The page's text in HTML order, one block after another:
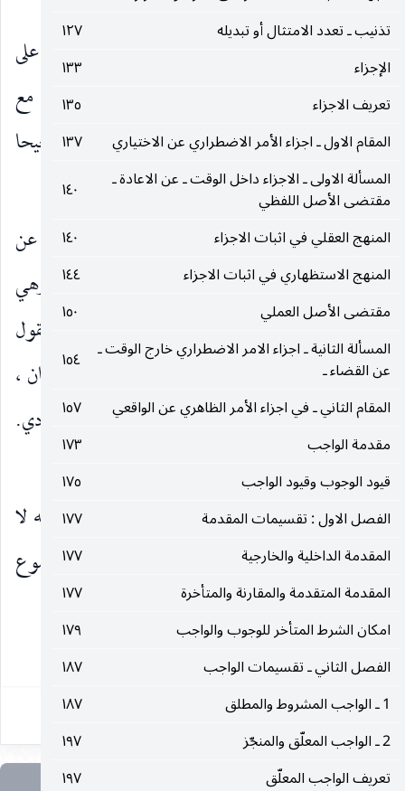
تذنيب ـ تعدد الامتثال أو تبديله
١٢٧
الإجزاء
١٣٣
تعريف الاجزاء
١٣٥
المقام الاول ـ اجزاء الأمر الاضطراري عن الاختياري
١٣٧
المسألة الاولى ـ الاجزاء داخل الوقت ـ عن الاعادة ـ
مقتضى الأصل اللفظي
١٤٠
المنهج العقلي في اثبات الاجزاء
١٤٠
المنهج الاستظهاري في اثبات الاجزاء
١٤٤
مقتضى الأصل العملي
١٥٠
المسألة الثانية ـ اجزاء الامر الاضطراري خارج الوقت ـ
عن القضاء ـ
١٥٤
المقام الثاني ـ في اجزاء الأمر الظاهري عن الواقعي
١٥٧
مقدمة الواجب
١٧٣
قيود الوجوب وقيود الواجب
١٧٥
الفصل الاول : تقسيمات المقدمة
١٧٧
المقدمة الداخلية والخارجية
١٧٧
المقدمة المتقدمة والمقارنة والمتأخرة
١٧٧
امكان الشرط المتأخر للوجوب والواجب
١٧٩
الفصل الثاني ـ تقسيمات الواجب
١٨٧
1 ـ الواجب المشروط والمطلق
١٨٧
2 ـ الواجب المعلّق والمنجّز
١٩٧
تعريف الواجب المعلّق
١٩٧
واما ما أفاده من الثمرة في العبادة الموسعة بناء على
استحالة إطلاق الأمر العرضي للفرد المزاحم منها مع
الواجب المضيق فقد تقدم دفعه وانه ليس تطبيقا صحيحا
لقاعدة استحالة الإطلاق حيث يستحيل التقييد.
وهكذا يتضح : ان ما ينبغي جعله ثمرة للبحث عن
إمكان الترتب هو الصياغة العامة التي ذكرناها ، وهي
دخول الأمر بالمتزاحمين في باب التعارض على القول
بالاستحالة وعدم دخولهما في ذلك على القول بالإمكان ،
لا الصياغة التي أفادها الأستاذ من تصحيح الضد العبادي.
والصياغتان كلتاهما مبنيتان على أصلين موضوعيين.
أولهما : ـ أخذ القدرة قيدا في التكليف إذ من دونه لا
مانع من الأمر بالضدين في عرض واحد ومعه لا موضوع
للتعارض ، كما انه سوف يكون الضد العبادي ذا أمر
٣٣٠